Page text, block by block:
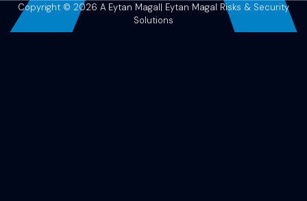
Copyright © 2026 A Eytan Magal| Eytan Magal Risks & Security
Solutions